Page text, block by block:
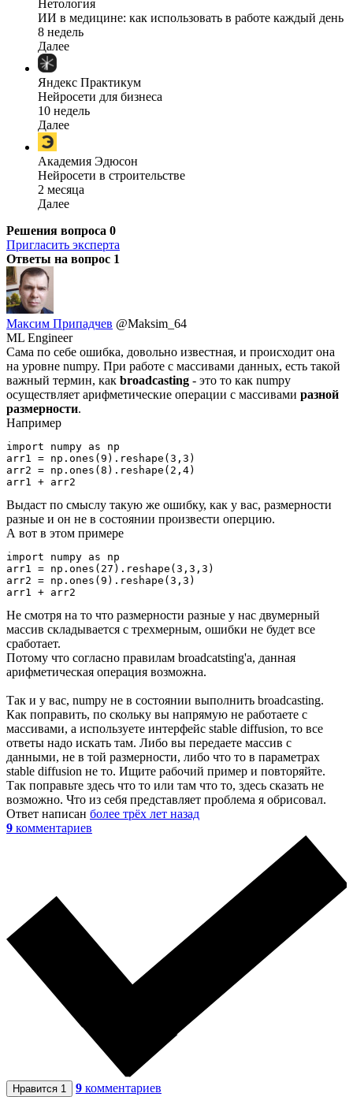
Нетология
ИИ в медицине: как использовать в работе каждый день
8 недель
Далее
Яндекс Практикум
Нейросети для бизнеса
10 недель
Далее
Академия Эдюсон
Нейросети в строительстве
2 месяца
Далее
Решения вопроса 0
Пригласить эксперта
Ответы на вопрос 1
Максим Припадчев @Maksim_64
ML Engineer
Сама по себе ошибка, довольно известная, и происходит она
на уровне numpy. При работе с массивами данных, есть такой
важный термин, как broadcasting - это то как numpy
осуществляет арифметические операции с массивами разной
размерности.
Например
import numpy as np
arr1 = np.ones(9).reshape(3,3)
arr2 = np.ones(8).reshape(2,4)
arr1 + arr2
Выдаст по смыслу такую же ошибку, как у вас, размерности
разные и он не в состоянии произвести оперцию.
А вот в этом примере
import numpy as np
arr1 = np.ones(27).reshape(3,3,3)
arr2 = np.ones(9).reshape(3,3)
arr1 + arr2
Не смотря на то что размерности разные у нас двумерный
массив складывается с трехмерным, ошибки не будет все
сработает.
Потому что согласно правилам broadcatsting'a, данная
арифметическая операция возможна.
Так и у вас, numpy не в состоянии выполнить broadcasting.
Как поправить, по скольку вы напрямую не работаете с
массивами, а используете интерфейс stable diffusion, то все
ответы надо искать там. Либо вы передаете массив с
данными, не в той размерности, либо что то в параметрах
stable diffusion не то. Ищите рабочий пример и повторяйте.
Так поправьте здесь что то или там что то, здесь сказать не
возможно. Что из себя представляет проблема я обрисовал.
Ответ написан более трёх лет назад
9 комментариев
Нравится 1 9 комментариев